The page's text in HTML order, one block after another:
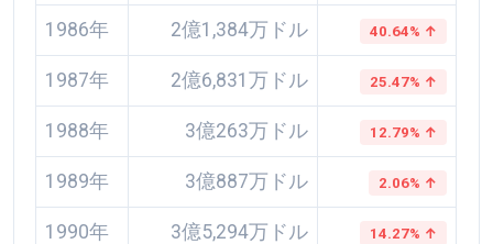
1986年 2億1,384万ドル 40.64% ↑
1987年 2億6,831万ドル 25.47% ↑
1988年 3億263万ドル 12.79% ↑
1989年 3億887万ドル 2.06% ↑
1990年 3億5,294万ドル 14.27% ↑